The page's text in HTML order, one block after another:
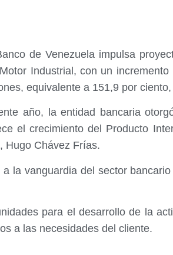
de Venezuela impulsa
Industrial, con un
equivalente a 151,9 por
año, la entidad bancaria
el crecimiento del Producto
Hugo Chávez Frías.
la vanguardia del sector
para el desarrollo de la
a las necesidades del cliente.